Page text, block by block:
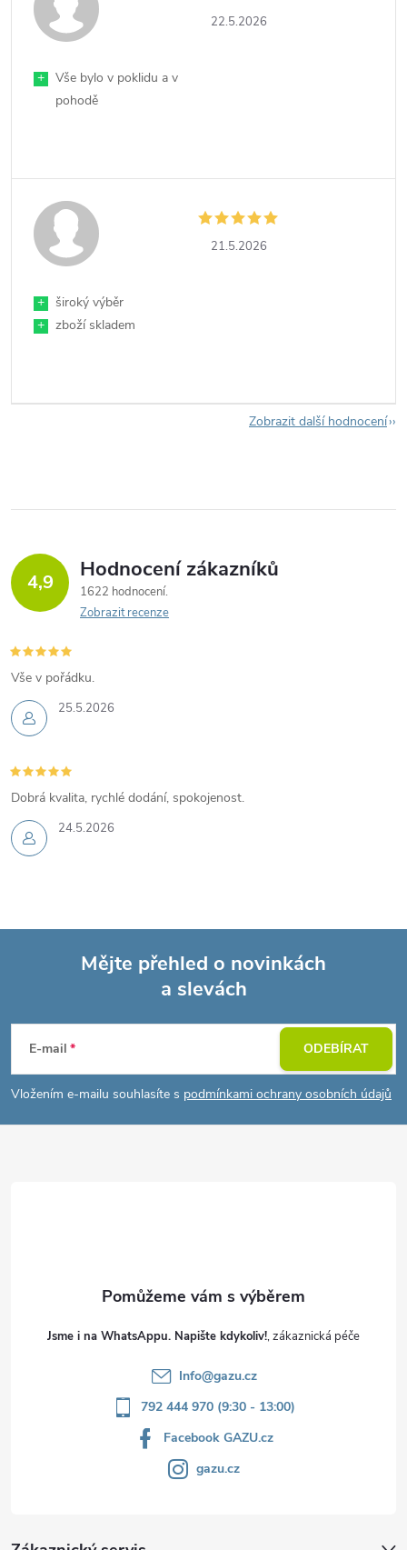
22.5.2026
+
Vše bylo v poklidu a v
pohodě
21.5.2026
+
široký výběr
+
zboží skladem
Zobrazit další hodnocení
4,9 Hodnocení zákazníků
1622 hodnocení
Zobrazit recenze
25.5.2026
Vše v pořádku.
24.5.2026
Dobrá kvalita, rychlé dodání, spokojenost.
p
a
Mějte přehled o novinkách
a slevách
E-mail
Vložením e-mailu souhlasíte s podmínkami ochrany osobních údajů
ODEBÍRAT
Jsme i na WhatsAppu. Napište kdykoliv!
Info@gazu.cz
792 444 970 (9:30 - 13:00)
Facebook GAZU.cz
gazu.cz